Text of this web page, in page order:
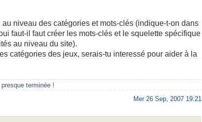
niveau des catégories et mots-clés (indique-t-on dans
faut-il faut créer les mots-clés et le squelette spécifique
au niveau du site).
catégories des jeux, serais-tu interessé pour aider à la
terminée !
Mer 26 Sep, 2007 19:21